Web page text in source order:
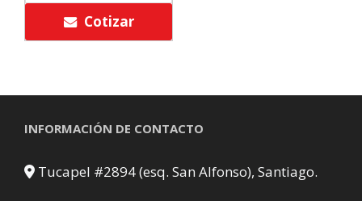
Cotizar
INFORMACIÓN DE CONTACTO
Tucapel #2894 (esq. San Alfonso), Santiago.